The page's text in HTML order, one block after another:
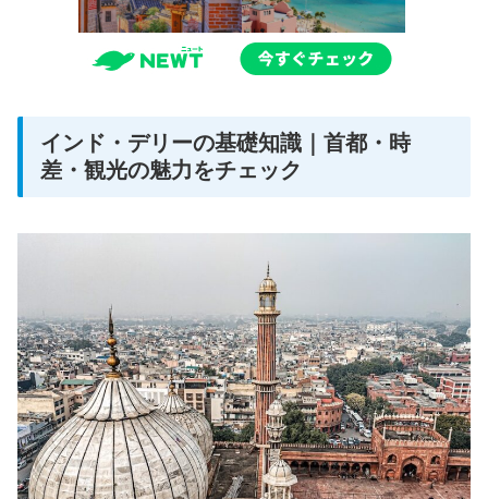
インド・デリーの基礎知識｜首都・時
差・観光の魅力をチェック